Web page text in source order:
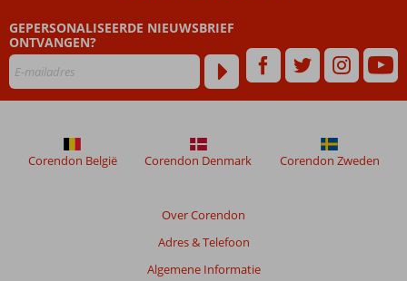
GEPERSONALISEERDE NIEUWSBRIEF
ONTVANGEN?
Over Corendon
Adres & Telefoon
Algemene Informatie
Corendon België Corendon Denmark Corendon Zweden